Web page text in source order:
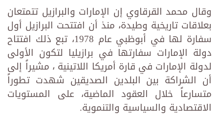
وقال محمد القرقاوي إن الإمارات والبرازيل تتمتعان
بعلاقات تاريخية وطيدة، منذ أن افتتحت البرازيل أول
سفارة لها في أبوظبي عام 1978، تبع ذلك افتتاح
دولة الإمارات سفارتها في برازيليا لتكون الأولى
لدولة الإمارات في قارة أمريكا اللاتينية ، مشيراً إلى
أن الشراكة بين البلدين الصديقين شهدت تطوراً
متسارعاً خلال العقود الماضية، على المستويات
الاقتصادية والسياسية والتنموية.